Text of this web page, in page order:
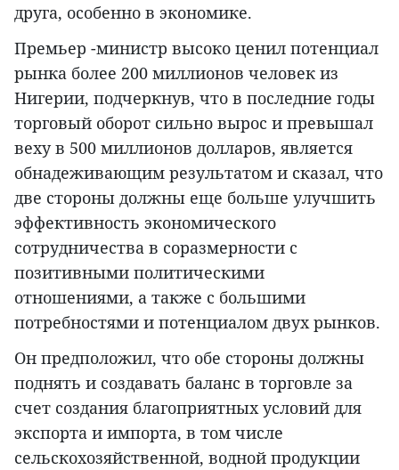
друга, особенно в экономике.
Премьер -министр высоко ценил потенциал
рынка более 200 миллионов человек из
Нигерии, подчеркнув, что в последние годы
торговый оборот сильно вырос и превышал
веху в 500 миллионов долларов, является
обнадеживающим результатом и сказал, что
две стороны должны еще больше улучшить
эффективность экономического
сотрудничества в соразмерности с
позитивными политическими
отношениями, а также с большими
потребностями и потенциалом двух рынков.
Он предположил, что обе стороны должны
поднять и создавать баланс в торговле за
счет создания благоприятных условий для
экспорта и импорта, в том числе
сельскохозяйственной, водной продукции